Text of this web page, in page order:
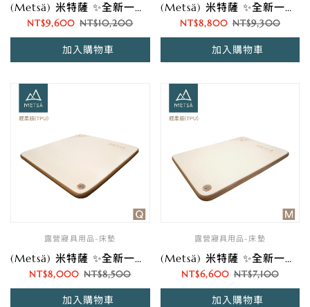
(Metsä) 米特薩 ✨全新一代 | 睡眠新科技✨ 眠月拉絲充氣床-輕柔版(TPU) | 獨家專利 Spider Web 結構設計 | (L)
NT$10,200
NT$9,600
加入購物車
(Metsä) 米特薩 ✨全新一代 | 睡眠新科技✨ 眠月拉絲充氣床-輕柔版(TPU) | 獨家專利 Spider Web 結構設計 | (K)
NT$9,300
NT$8,800
加入購物車
露營寢具用品-床墊
(Metsä) 米特薩 ✨全新一代 | 睡眠新科技✨ 眠月拉絲充氣床-輕柔版(TPU) | 獨家專利 Spider Web 結構設計 | (Q)
NT$8,500
NT$8,000
加入購物車
露營寢具用品-床墊
(Metsä) 米特薩 ✨全新一代 | 睡眠新科技✨ 眠月拉絲充氣床-輕柔版(TPU) | 獨家專利 Spider Web 結構設計 | (Ｍ)
NT$7,100
NT$6,600
加入購物車